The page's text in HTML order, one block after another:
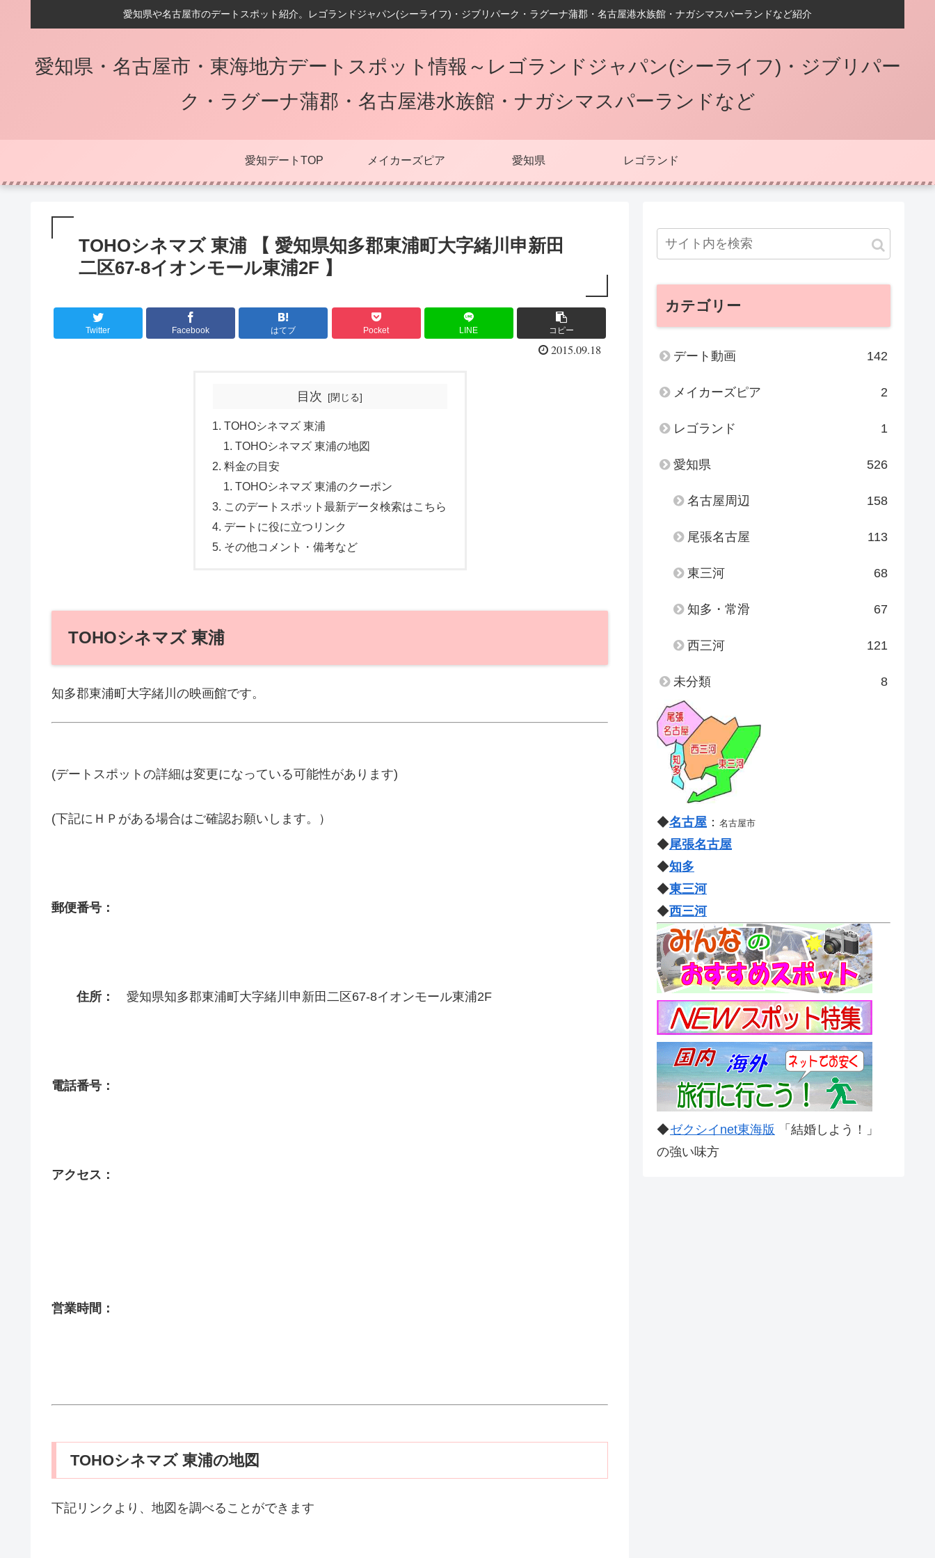
愛知県や名古屋市のデートスポット紹介。レゴランドジャパン(シーライフ)・ジブリパーク・ラグーナ蒲郡・名古屋港水族館・ナガシマスパーランドなど紹介
愛知県・名古屋市・東海地方デートスポット情報～レゴランドジャパン(シーライフ)・ジブリパー
ク・ラグーナ蒲郡・名古屋港水族館・ナガシマスパーランドなど
愛知デートTOP メイカーズピア 愛知県 レゴランド
TOHOシネマズ 東浦 【 愛知県知多郡東浦町大字緒川申新田
二区67-8イオンモール東浦2F 】
Twitter Facebook はてブ Pocket LINE コピー
2015.09.18
目次
TOHOシネマズ 東浦
TOHOシネマズ 東浦の地図
料金の目安
TOHOシネマズ 東浦のクーポン
このデートスポット最新データ検索はこちら
デートに役に立つリンク
その他コメント・備考など
TOHOシネマズ 東浦
知多郡東浦町大字緒川の映画館です。
(デートスポットの詳細は変更になっている可能性があります)
(下記にＨＰがある場合はご確認お願いします。）
郵便番号：
住所： 愛知県知多郡東浦町大字緒川申新田二区67-8イオンモール東浦2F
電話番号：
アクセス：
営業時間：
TOHOシネマズ 東浦の地図
下記リンクより、地図を調べることができます
カテゴリー
デート動画 142
メイカーズピア 2
レゴランド 1
愛知県 526
名古屋周辺 158
尾張名古屋 113
東三河 68
知多・常滑 67
西三河 121
未分類 8
◆名古屋 ： 名古屋市
◆尾張名古屋
◆知多
◆東三河
◆西三河
◆ゼクシイnet東海版 「結婚しよう！」
の強い味方